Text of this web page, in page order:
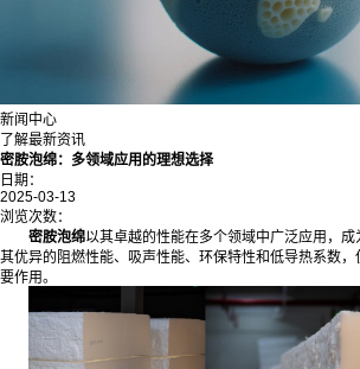
新闻中心
了解最新资讯
密胺泡绵：多领域应用的理想选择
日期：
2025-03-13
浏览次数：
密胺泡绵以其卓越的性能在多个领域中广泛应用，成
其优异的阻燃性能、吸声性能、环保特性和低导热系数
要作用。